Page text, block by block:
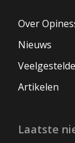
Over
Nieuws
Artikelen
Laatste